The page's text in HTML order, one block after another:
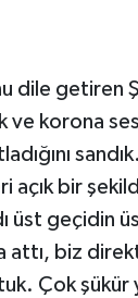
dile getiren
ve korona
açık bir
üst geçidin
attı, biz
Çok şükür